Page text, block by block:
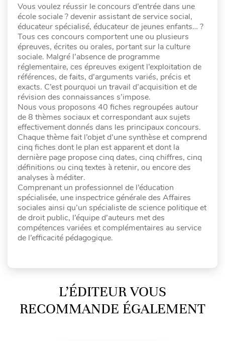
Vous voulez réussir le concours d’entrée dans une
école sociale ? devenir assistant de service social,
éducateur spécialisé, éducateur de jeunes enfants… ?
Tous ces concours comportent une ou plusieurs
épreuves, écrites ou orales, portant sur la culture
sociale. Malgré l’absence de programme
réglementaire, ces épreuves exigent l’exploitation de
références, de faits, d’arguments variés, précis et
exacts. C’est pourquoi un travail d’acquisition et de
révision des connaissances s’impose.
Nous vous proposons 40 fiches regroupées autour
de 8 thèmes sociaux et correspondant aux sujets
effectivement donnés dans les principaux concours.
Chaque thème fait l’objet d’une synthèse et comprend
cinq fiches dont le plan est apparent et dont la
dernière page propose cinq dates, cinq chiffres, cinq
définitions ou cinq textes à retenir, ou encore des
analyses à méditer.
Comprenant un professionnel de l’éducation
spécialisée, une inspectrice générale des Affaires
sociales ainsi qu’un spécialiste de science politique et
de droit public, l’équipe d’auteurs met des
compétences variées et complémentaires au service
de l’efficacité pédagogique.
L’ÉDITEUR VOUS
RECOMMANDE ÉGALEMENT